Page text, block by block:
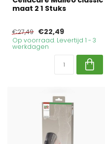
maat 2 1 Stuks
€27,49 €22,49
Op voorraad. Levertijd 1 - 3
werkdagen